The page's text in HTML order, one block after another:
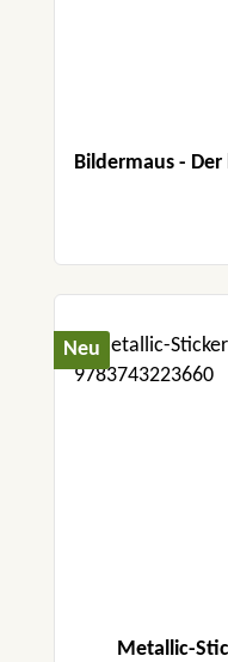
Bildermaus -
Neu
Metallic-